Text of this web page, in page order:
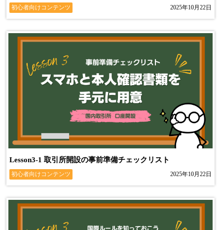
初心者向けコンテンツ 2025年10月22日
Lesson3-1 取引所開設の事前準備チェックリスト
初心者向けコンテンツ 2025年10月22日